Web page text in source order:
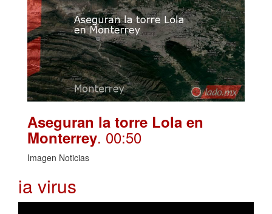
Aseguran la torre Lola en
Monterrey. 00:50
Imagen Noticias
ia virus